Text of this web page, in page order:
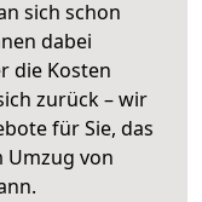
sich schon
dabei
die Kosten
zurück – wir
für Sie, das
Umzug von